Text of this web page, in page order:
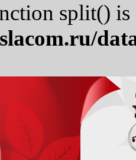
split() is